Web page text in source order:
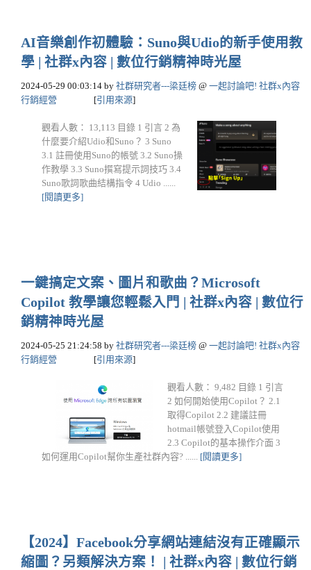
AI音樂創作初體驗：Suno與Udio的新手使用教
學 | 社群x內容 | 數位行銷精神時光屋
2024-05-29 00:03:14 by 社群研究者---梁廷榜 @ 一起討論吧! 社群x內容
行銷經營
[引用來源]
觀看人數： 13,113 目錄 1 引言 2 為
什麼要介紹Udio和Suno？ 3 Suno
3.1 註冊使用Suno的帳號 3.2 Suno操
作教學 3.3 Suno撰寫提示詞技巧 3.4
Suno歌詞歌曲結構指令 4 Udio ......
[閱讀更多]
一鍵搞定文案、圖片和歌曲？Microsoft
Copilot 教學讓您輕鬆入門 | 社群x內容 | 數位行
銷精神時光屋
2024-05-25 21:24:58 by 社群研究者---梁廷榜 @ 一起討論吧! 社群x內容
行銷經營
[引用來源]
觀看人數： 9,482 目錄 1 引言
2 如何開始使用Copilot？ 2.1
取得Copilot 2.2 建議註冊
hotmail帳號登入Copilot使用
2.3 Copilot的基本操作介面 3
如何運用Copilot幫你生產社群內容? ...... [閱讀更多]
【2024】Facebook分享網站連結沒有正確顯示
縮圖？另類解決方案！ | 社群x內容 | 數位行銷